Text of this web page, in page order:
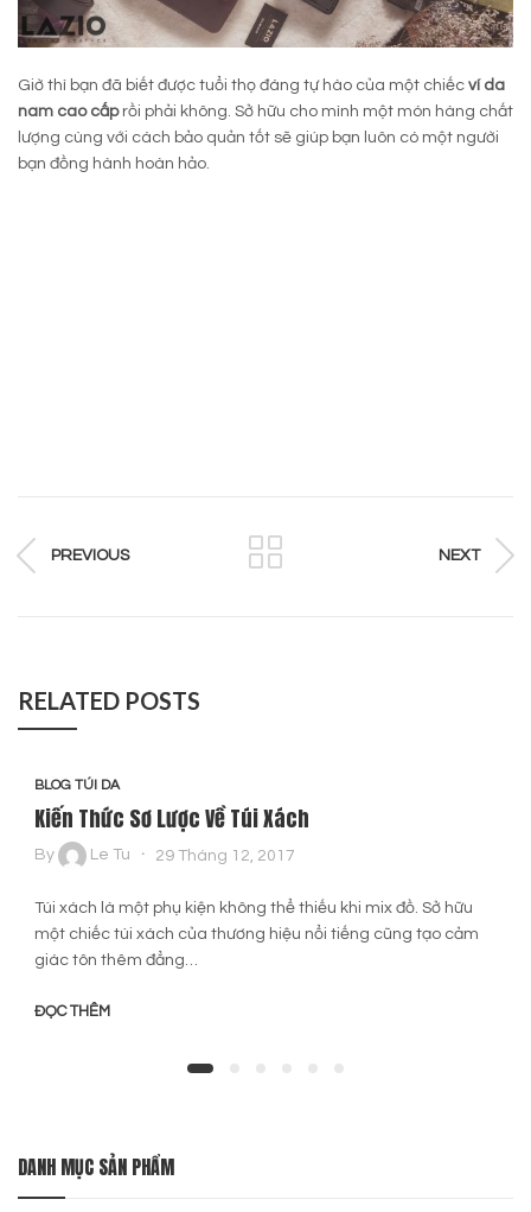
Giờ thì bạn đã biết được tuổi thọ đáng tự hào của một chiếc ví da
nam cao cấprồi phải không. Sở hữu cho mình một món hàng chất
lượng cùng với cách bảo quản tốt sẽ giúp bạn luôn có một người
bạn đồng hành hoàn hảo.
PREVIOUS NEXT
RELATED POSTS
BLOG TÚI DA
Kiến Thức Sơ Lược Về Túi Xách
By Le Tu 29 Tháng 12, 2017
Túi xách là một phụ kiện không thể thiếu khi mix đồ. Sở hữu
một chiếc túi xách của thương hiệu nổi tiếng cũng tạo cảm
giác tôn thêm đẳng…
ĐỌC THÊM
DANH MỤC SẢN PHẨM